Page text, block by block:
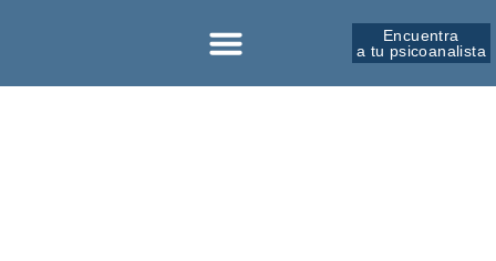
Encuentra
a tu psicoanalista